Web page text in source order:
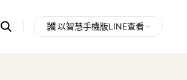
Search
OpenChats以智慧手機版LINE查看